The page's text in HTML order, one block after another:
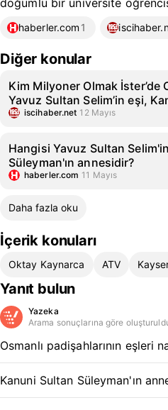
doğumlu bir üniversite
haberler.com 1
Diğer konular
Kim Milyoner Olmak İster’de
Yavuz Sultan Selim’in eşi,
annesi kimdir?
iscihaber.net 12 Mayıs
Hangisi Yavuz Sultan
Süleyman'ın annesidir?
haberler.com 11 Mayıs
Daha fazla oku
İçerik konuları
Oktay Kaynarca ATV
Yanıt bulun
Yazeka
Arama sonuçlarına göre
Osmanlı padişahlarının eşleri
Kanuni Sultan Süleyman'ın